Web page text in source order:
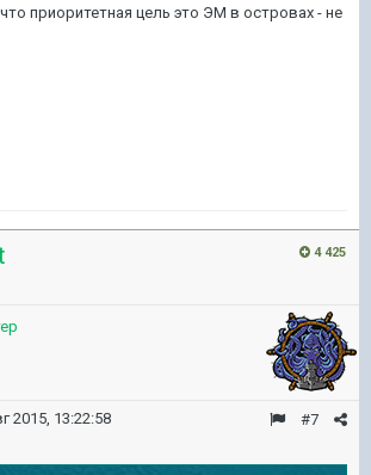
приоритетная цель это ЭМ в островах - не
4 425
#7
2015, 13:22:58